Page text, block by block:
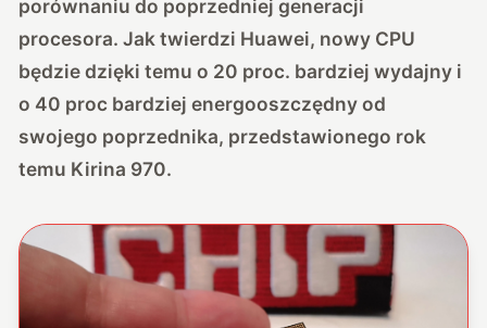
porównaniu do poprzedniej generacji
procesora. Jak twierdzi Huawei, nowy CPU
będzie dzięki temu o 20 proc. bardziej wydajny i
o 40 proc bardziej energooszczędny od
swojego poprzednika, przedstawionego rok
temu Kirina 970.